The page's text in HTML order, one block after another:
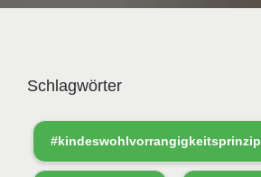
Schlagwörter
#kindeswohlvorrangigkeitsprinzip